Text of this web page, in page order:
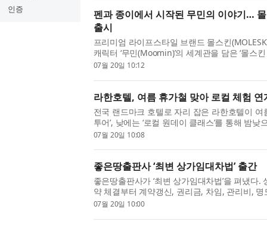
인증
펜과 종이에서 시작된 무민의 이야기… 몰
출시
프리미엄 라이프스타일 브랜드 몰스킨
캐릭터 ‘무민(Moomin)’의 세계관을 담은 ‘몰스
(Moleskine Moomin Limited Editions)’을 출
07월 20일 10:12
라한호텔, 여름 휴가철 맞아 로컬 체험 연
전국 랜드마크 호텔로 자리 잡은 라한호텔이 여
투어’, 낮에는 ‘로컬 원데이 클래스’를 통해 밤
할 수 있는 프로그램을 선보인다. 경주, 전주,
07월 20일 10:08
좋은땅출판사 ‘최변 상가임대차법’ 출간
좋은땅출판사가 ‘최변 상가임대차법’을 펴냈다
약 체결부터 계약갱신, 권리금, 차임, 관리비,
가 얽혀 있다. ‘최변 상가임대차법’은 상가건물
07월 20일 10:00